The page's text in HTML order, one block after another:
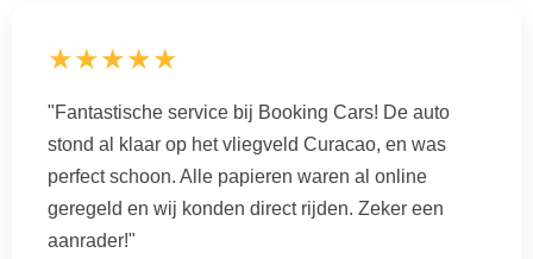
★★★★★
"Fantastische service bij Booking Cars! De auto
stond al klaar op het vliegveld Curacao, en was
perfect schoon. Alle papieren waren al online
geregeld en wij konden direct rijden. Zeker een
aanrader!"